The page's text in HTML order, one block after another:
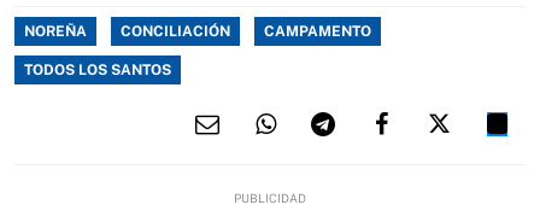
NOREÑA CONCILIACIÓN CAMPAMENTO
TODOS LOS SANTOS